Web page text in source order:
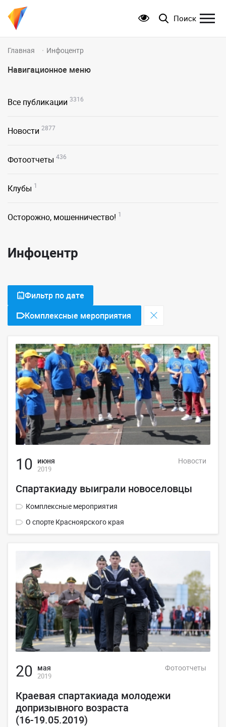
Поиск
Главная Инфоцентр
Навигационное меню
Все публикации 3316
Новости 2877
Фотоотчеты 436
Клубы 1
Осторожно, мошенничество! 1
Инфоцентр
Фильтр по дате
Комплексные мероприятия
10 июня
2019
Новости
Спартакиаду выиграли новоселовцы
Комплексные мероприятия
О спорте Красноярского края
20 мая
2019
Фотоотчеты
Краевая спартакиада молодежи
допризывного возраста
(16-19.05.2019)